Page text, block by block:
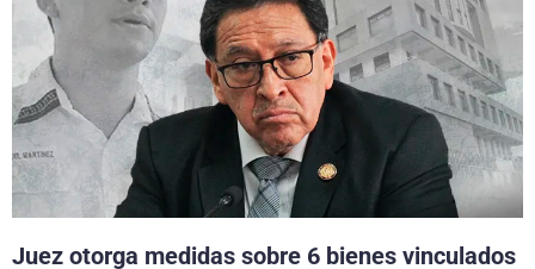
Juez otorga medidas sobre 6 bienes vinculados